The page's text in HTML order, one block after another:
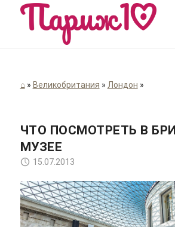
⌂» Великобритания » Лондон »
ЧТО ПОСМОТРЕТЬ В
МУЗЕЕ
15.07.2013